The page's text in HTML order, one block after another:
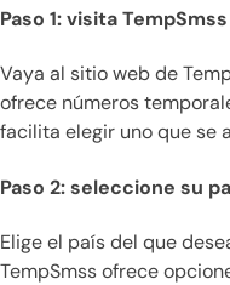
Paso 1: visita TempSmss
Vaya al sitio web de
ofrece números
facilita elegir uno que se
Paso 2: seleccione su
Elige el país del que
TempSmss ofrece